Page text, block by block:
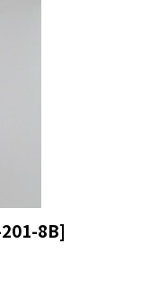
8B]